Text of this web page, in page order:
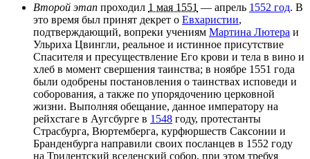
Второй этап проходил 1 мая 1551 — апрель 1552 год. В
это время был принят декрет о Евхаристии,
подтверждающий, вопреки учениям Мартина Лютера и
Ульриха Цвингли, реальное и истинное присутствие
Спасителя и пресуществление Его крови и тела в вино и
хлеб в момент свершения таинства; в ноябре 1551 года
были одобрены постановления о таинствах исповеди и
соборования, а также по упорядочению церковной
жизни. Выполняя обещание, данное императору на
рейхстаге в Аугсбурге в 1548 году, протестанты
Страсбурга, Вюртемберга, курфюршеств Саксонии и
Бранденбурга направили своих посланцев в 1552 году
на Тридентский вселенский собор, при этом требуя